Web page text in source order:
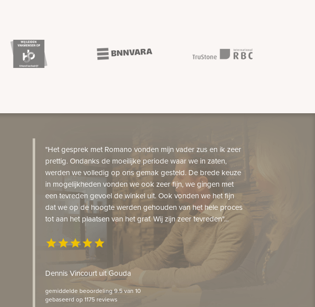
"Het gesprek met Romano vonden mijn vader zus en ik zeer
prettig. Ondanks de moeilijke periode waar we in zaten,
werden we volledig op ons gemak gesteld. De brede keuze
in mogelijkheden vonden we ook zeer fijn, we gingen met
een tevreden gevoel de winkel uit. Ook vonden we het fijn
dat we op de hoogte werden gehouden van het hele proces
tot aan het plaatsen van het graf. Wij zijn zeer tevreden"...
starstarstarstarstar
Dennis Vincourt uit Gouda
gemiddelde beoordeling 9.5 van 10
gebaseerd op 1175 reviews